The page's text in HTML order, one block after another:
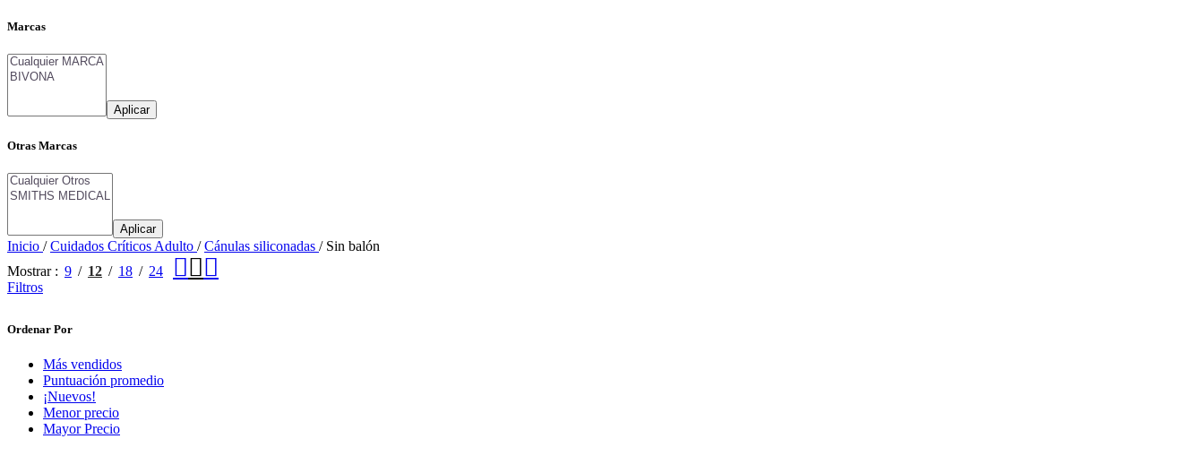
Marcas
Aplicar
Otras Marcas
Aplicar
Inicio / Cuidados Críticos Adulto / Cánulas siliconadas / Sin balón
Mostrar
9 12 18
24
Filtros
Ordenar Por
Más vendidos
Puntuación promedio
¡Nuevos!
Menor precio
Mayor Precio